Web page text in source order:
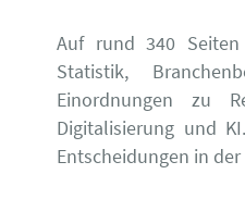
Auf rund 340
Statistik,
Einordnungen zu
Digitalisierung und
Entscheidungen in